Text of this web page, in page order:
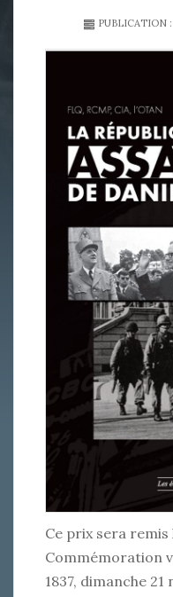
PUBLICATION
Ce prix sera remis
Commémoration
1837, dimanche 21